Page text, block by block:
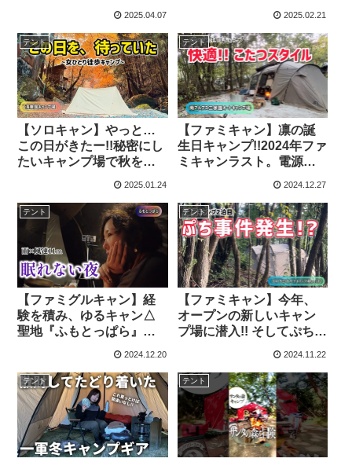
2025.04.07 2025.02.21
テント
【ソロキャン】やっと…
この日がきたー!!秘密にし
たいキャンプ場で秋を満
2025.01.24
テント
【ファミキャン】凛の誕
生日キャンプ!!2024年ファ
ミキャンラスト。電源サ
タイル♡ – 凛~Rin~
2024.12.27
テント
【ファミグルキャン】経
験を積み、ゆるキャン△
聖地『ふもとっぱら』へ
びゃー、風はどんどん強
まる…どうなる?? – 凛
~Rin~
2024.12.20
テント
【ファミキャン】今年、
オープンの新しいキャン
プ場に潜入!! そしてぷち事
2024.11.22
テント テント